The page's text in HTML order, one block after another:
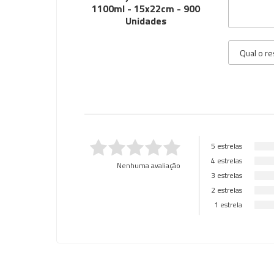
1100ml - 15x22cm - 900
Unidades
Nenhuma avaliação
5 estrelas
4 estrelas
3 estrelas
2 estrelas
1 estrela